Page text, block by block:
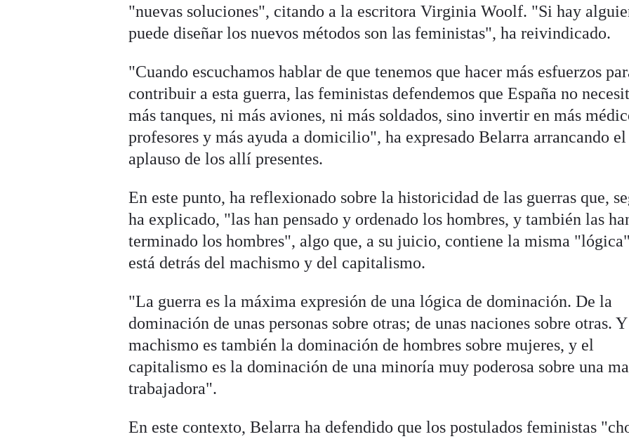
"nuevas soluciones", citando a la escritora Virginia Woolf. "Si hay
puede diseñar los nuevos métodos son las feministas", ha reivindicado.
"Cuando escuchamos hablar de que tenemos que hacer más esfuerzos
contribuir a esta guerra, las feministas defendemos que España no
más tanques, ni más aviones, ni más soldados, sino invertir en más
profesores y más ayuda a domicilio", ha expresado Belarra arrancando el
aplauso de los allí presentes.
En este punto, ha reflexionado sobre la historicidad de las guerras que,
ha explicado, "las han pensado y ordenado los hombres, y también las
terminado los hombres", algo que, a su juicio, contiene la misma
está detrás del machismo y del capitalismo.
"La guerra es la máxima expresión de una lógica de dominación. De la
dominación de unas personas sobre otras; de unas naciones sobre otras. Y
machismo es también la dominación de hombres sobre mujeres, y el
capitalismo es la dominación de una minoría muy poderosa sobre una
trabajadora".
En este contexto, Belarra ha defendido que los postulados feministas